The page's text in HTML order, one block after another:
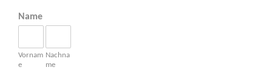
Name
Vornam
e
Nachna
me